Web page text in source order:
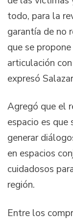
todo, para la
garantía de no
que se
articulación
expresó
Agregó que el
espacio es que
generar
en espacios
cuidadosos
región.
Entre los